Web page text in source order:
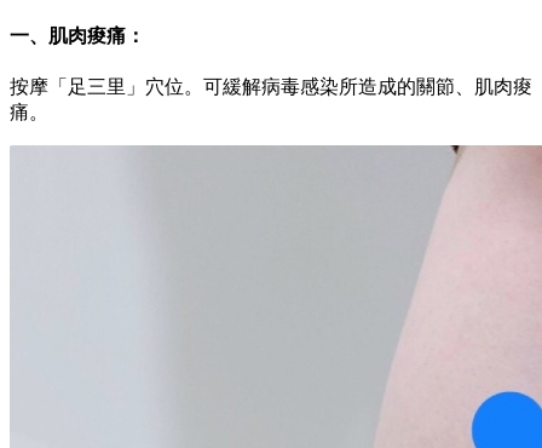
一、肌肉痠痛：
按摩「足三里」穴位。可緩解病毒感染所造成的關節、肌肉痠
痛。